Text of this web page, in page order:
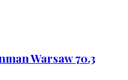
Warsaw 70.3